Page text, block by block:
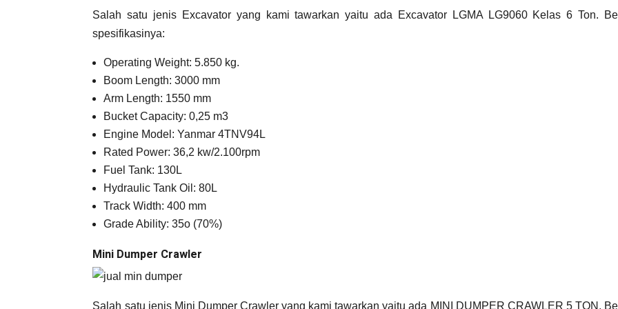
Salah satu jenis Excavator yang kami tawarkan yaitu ada Excavator LGMA LG9060 Kelas 6 Ton.
spesifikasinya:
Operating Weight: 5.850 kg.
Boom Length: 3000 mm
Arm Length: 1550 mm
Bucket Capacity: 0,25 m3
Engine Model: Yanmar 4TNV94L
Rated Power: 36,2 kw/2.100rpm
Fuel Tank: 130L
Hydraulic Tank Oil: 80L
Track Width: 400 mm
Grade Ability: 35o (70%)
Mini Dumper Crawler
Salah satu jenis Mini Dumper Crawler yang kami tawarkan yaitu ada MINI DUMPER CRAWLER 5 TON.